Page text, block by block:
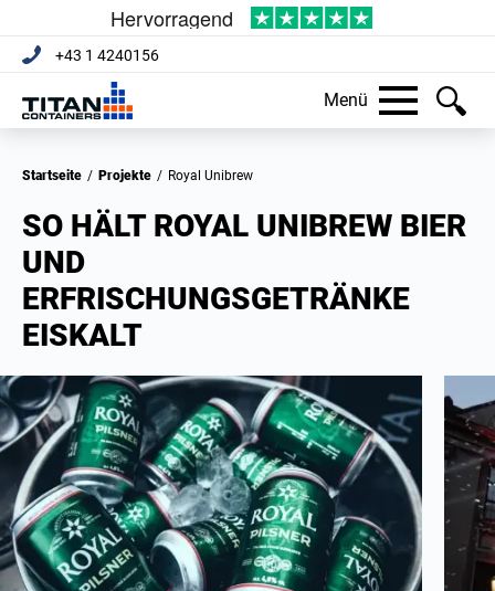
+43 1 4240156
Menü
Startseite / Projekte / Royal Unibrew
SO HÄLT ROYAL UNIBREW BIER
UND
ERFRISCHUNGSGETRÄNKE
EISKALT